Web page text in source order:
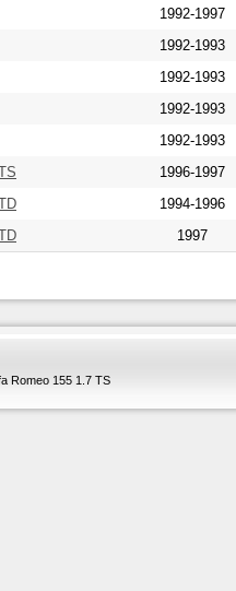
1992-1997
1992-1993
1992-1993
1992-1993
1992-1993
1996-1997
1994-1996
1997
Romeo 155 1.7 TS